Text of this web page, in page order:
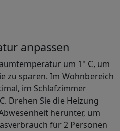
anpassen
um 1° C, um
zu sparen. Im Wohnbereich
im Schlafzimmer
Drehen Sie die Heizung
herunter, um
für 2 Personen